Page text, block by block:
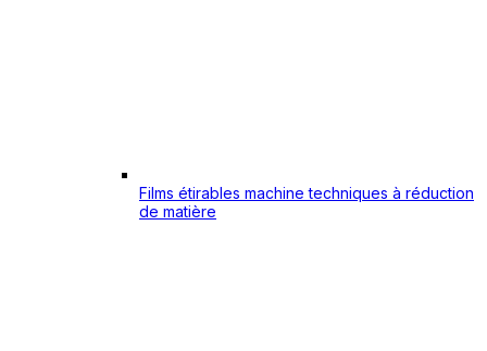
Films étirables machine techniques à réduction
de matière